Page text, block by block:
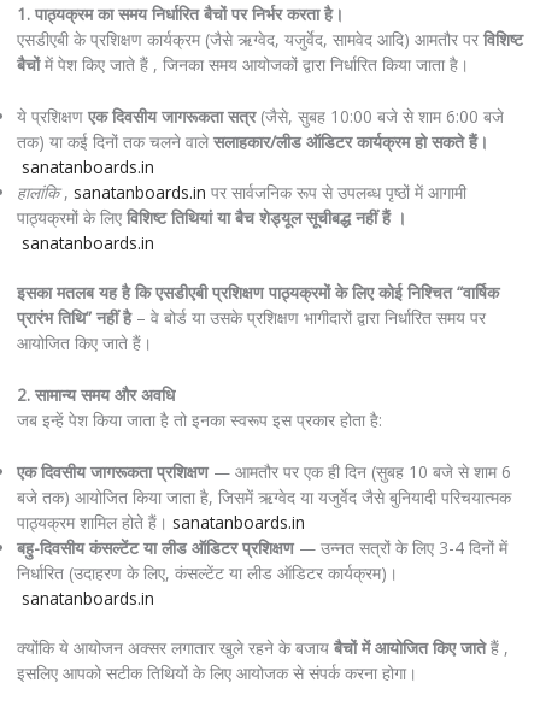
1. पाठ्यक्रम का समय निर्धारित बैचों पर निर्भर करता है।
एसडीएबी के प्रशिक्षण कार्यक्रम (जैसे ऋग्वेद, यजुर्वेद, सामवेद आदि) आमतौर पर विशिष्ट
बैचोंमें पेश किए जाते हैं , जिनका समय आयोजकों द्वारा निर्धारित किया जाता है।
ये प्रशिक्षण एक दिवसीय जागरूकता सत्र(जैसे, सुबह 10:00 बजे से शाम 6:00 बजे
तक) या कई दिनों तक चलने वालेसलाहकार/लीड ऑडिटर कार्यक्रम हो सकते हैं।
sanatanboards.in
हालांकि, sanatanboards.in पर सार्वजनिक रूप से उपलब्ध पृष्ठों में आगामी
पाठ्यक्रमों के लिए विशिष्ट तिथियां या बैच शेड्यूल सूचीबद्ध नहीं हैं ।
sanatanboards.in
इसका मतलब यह है कि एसडीएबी प्रशिक्षण पाठ्यक्रमों के लिए कोई निश्चित “वार्षिक
प्रारंभ तिथि” नहीं है– वे बोर्ड या उसके प्रशिक्षण भागीदारों द्वारा निर्धारित समय पर
आयोजित किए जाते हैं।
2. सामान्य समय और अवधि
जब इन्हें पेश किया जाता है तो इनका स्वरूप इस प्रकार होता है:
एक दिवसीय जागरूकता प्रशिक्षण— आमतौर पर एक ही दिन (सुबह 10 बजे से शाम 6
बजे तक) आयोजित किया जाता है, जिसमें ऋग्वेद या यजुर्वेद जैसे बुनियादी परिचयात्मक
पाठ्यक्रम शामिल होते हैं। sanatanboards.in
बहु-दिवसीय कंसल्टेंट या लीड ऑडिटर प्रशिक्षण— उन्नत सत्रों के लिए 3-4 दिनों में
निर्धारित (उदाहरण के लिए, कंसल्टेंट या लीड ऑडिटर कार्यक्रम)।
sanatanboards.in
क्योंकि ये आयोजन अक्सर लगातार खुले रहने के बजाय बैचों में आयोजित किए जातेहैं ,
इसलिए आपको सटीक तिथियों के लिए आयोजक से संपर्क करना होगा।